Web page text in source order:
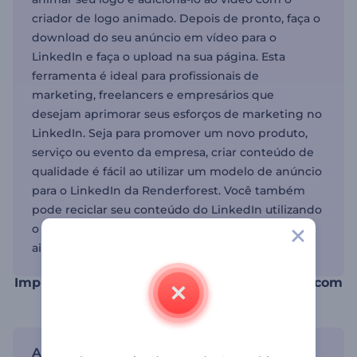
criador de logo animado. Depois de pronto, faça o
download do seu anúncio em vídeo para o
LinkedIn e faça o upload na sua página. Esta
ferramenta é ideal para profissionais de
marketing, freelancers e empresários que
desejam aprimorar seus esforços de marketing no
LinkedIn. Seja para promover um novo produto,
serviço ou evento da empresa, criar conteúdo de
qualidade é fácil ao utilizar um modelo de anúncio
para o LinkedIn da Renderforest. Você também
pode reciclar seu conteúdo do LinkedIn utilizando
o criador de vídeos para Instagram para expandir
ainda mais seu alcance nas redes sociais.
Impulsione seu marketing nas redes sociais com
um anúncio em vídeo para o LinkedIn
Alcance seu público-alvo